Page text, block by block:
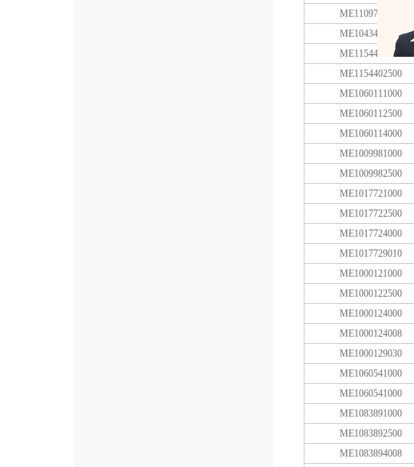
ME1109729010
ME1043402500
ME1154401000
ME1154402500
ME1060111000
ME1060112500
ME1060114000
ME1009981000
ME1009982500
ME1017721000
ME1017722500
ME1017724000
ME1017729010
ME1000121000
ME1000122500
ME1000124000
ME1000124008
ME1000129030
ME1060541000
ME1060541000
ME1083891000
ME1083892500
ME1083894008